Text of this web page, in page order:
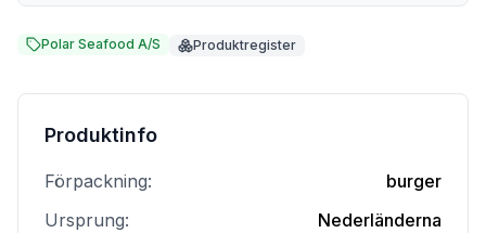
Polar Seafood A/S Produktregister
Produktinfo
Förpackning:
burger
Ursprung:
Nederländerna